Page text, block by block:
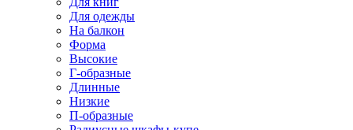
Для одежды
На балкон
Форма
Высокие
Г-образные
Длинные
Низкие
П-образные